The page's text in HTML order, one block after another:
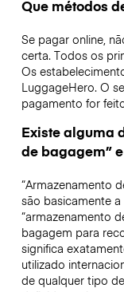
Que métodos
Se pagar online,
certa. Todos os
Os
LuggageHero. O
pagamento for
Existe alguma
de bagagem”
“Armazenamento
são basicamente
“armazenamento
bagagem para
significa
utilizado
de qualquer tipo